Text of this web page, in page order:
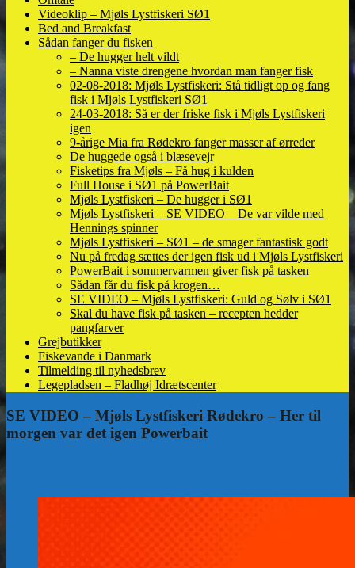
Videoklip – Mjøls Lystfiskeri SØ1
Bed and Breakfast
Sådan fanger du fisken
– De hugger helt vildt
– Nanna viste drengene hvordan man fanger fisk
02-08-2018: Mjøls Lystfiskeri: Stå tidligt op og fang
fisk i Mjøls Lystfiskeri SØ1
24-03-2018: Så er der friske fisk i Mjøls Lystfiskeri
igen
9-årige Mia fra Rødekro fanger masser af ørreder
De huggede også i blæsevejr
Fisketips fra Mjøls – Få hug i kulden
Full House i SØ1 på PowerBait
Mjøls Lystfiskeri – De hugger i SØ1
Mjøls Lystfiskeri – SE VIDEO – De var vilde med
Hennings spinner
Mjøls Lystfiskeri – SØ1 – de smager fantastisk godt
Nu på fredag sættes der igen fisk ud i Mjøls Lystfiskeri
PowerBait i sommervarmen giver fisk på tasken
Sådan får du fisk på krogen…
SE VIDEO – Mjøls Lystfiskeri: Guld og Sølv i SØ1
Skal du have fisk på tasken – recepten hedder
pangfarver
Grejbutikker
Fiskevande i Danmark
Tilmelding til nyhedsbrev
Legepladsen – Fladhøj Idrætscenter
SE VIDEO – Mjøls Lystfiskeri Rødekro – Her til
morgen var det igen Powerbait